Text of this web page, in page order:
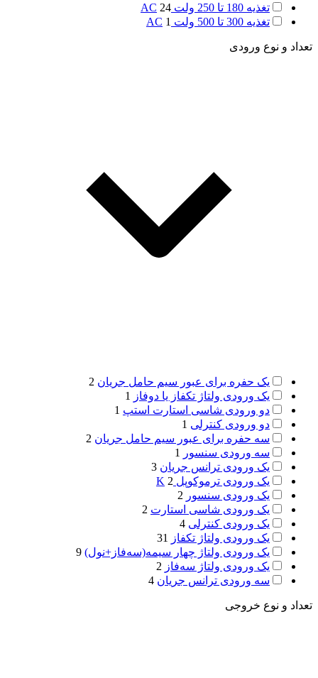
تغذیه 180 تا 250 ولت AC
24
تغذیه 300 تا 500 ولت AC
1
تعداد و نوع ورودی
یک حفره برای عبور سیم حامل جریان 2
یک ورودی ولتاژ تکفاز یا دوفاز
1
دو ورودی شاسی استارت استپ 1
دو ورودی کنترلی 1
سه حفره برای عبور سیم حامل جریان 2
سه ورودی سنسور
1
یک ورودی ترانس جریان 3
یک ورودی ترموکوپل K 2
یک ورودی سنسور 2
یک ورودی شاسی استارت 2
یک ورودی کنترلی 4
یک ورودی ولتاژ تکفاز
31
یک ورودی ولتاژ چهار سیمه(سه‌فاز+نول) 9
یک ورودی ولتاژ سه‌فاز 2
سه ورودی ترانس جریان 4
تعداد و نوع خروجی